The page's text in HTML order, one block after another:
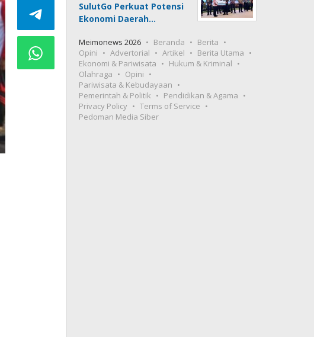
SulutGo Perkuat Potensi
Ekonomi Daerah…
Meimonews 2026 Beranda
Berita
Opini
Advertorial Artikel
Berita Utama
Ekonomi & Pariwisata
Hukum & Kriminal
Olahraga
Opini
Pariwisata & Kebudayaan
Pemerintah & Politik
Pendidikan & Agama
Privacy Policy
Terms of Service
Pedoman Media Siber